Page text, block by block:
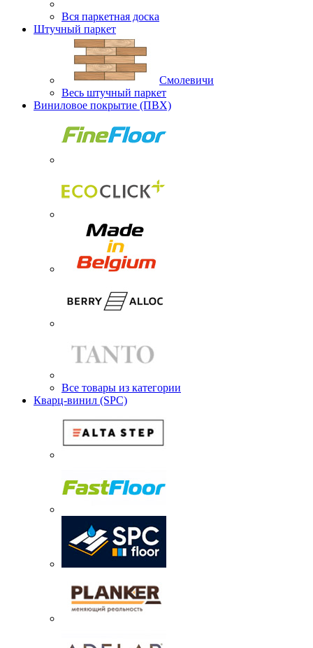
Вся паркетная доска
Штучный паркет
Смолевичи
Весь штучный паркет
Виниловое покрытие (ПВХ)
Все товары из категории
Кварц-винил (SPC)